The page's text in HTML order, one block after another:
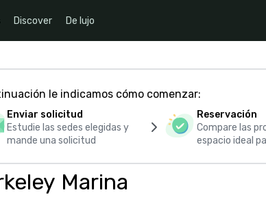
Discover De lujo
le indicamos cómo comenzar:
Enviar solicitud
Estudie las sedes elegidas y
mande una solicitud
Reservación
Compare las
espacio ideal
Marina